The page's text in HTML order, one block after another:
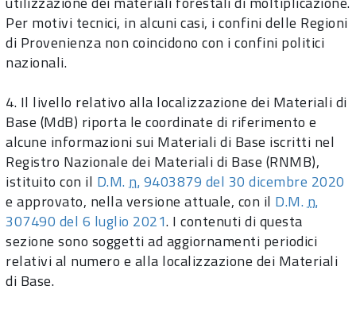
Per motivi tecnici, in alcuni casi, i confini delle Regioni
di Provenienza non coincidono con i confini politici
nazionali.
4. Il livello relativo alla localizzazione dei Materiali di
Base (MdB) riporta le coordinate di riferimento e
alcune informazioni sui Materiali di Base iscritti nel
Registro Nazionale dei Materiali di Base (RNMB),
istituito con il D.M.n. 9403879 del 30 dicembre 2020
e approvato, nella versione attuale, con il D.M.n.
307490 del 6 luglio 2021. I contenuti di questa
sezione sono soggetti ad aggiornamenti periodici
relativi al numero e alla localizzazione dei Materiali
di Base.